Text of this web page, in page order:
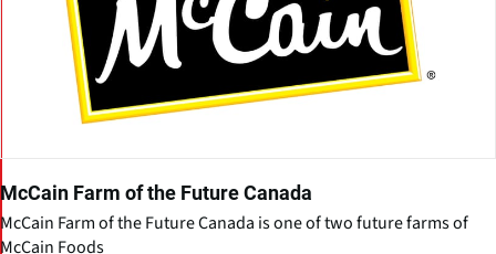
McCain Farm of the Future Canada
McCain Farm of the Future Canada is one of two future farms of
McCain Foods